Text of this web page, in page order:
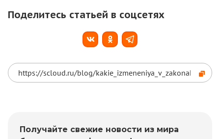
Поделитесь статьей в соцсетях
Получайте свежие новости из мира